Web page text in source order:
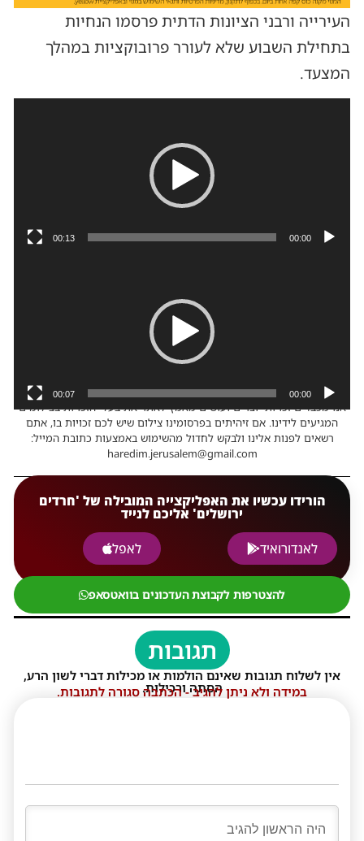
העירייה ורבני הציונות הדתית פרסמו הנחיות
בתחילת השבוע שלא לעורר פרובוקציות במהלך
המצעד.
00:00
00:13
00:00
00:07
אנו מכבדים זכויות יוצרים ועושים מאמץ לאתר את בעלי הזכויות בצילומים
המגיעים לידינו. אם זיהיתים בפרסומינו צילום שיש לכם זכויות בו, אתם
רשאים לפנות אלינו ולבקש לחדול מהשימוש באמצעות כתובת המייל:
haredim.jerusalem@gmail.com
הורידו עכשיו את האפליקצייה המובילה של 'חרדים
ירושלים' אליכם לנייד
לאנדורואיד
לאפל
להצטרפות לקבוצת העדכונים בוואטסאפ
תגובות
אין לשלוח תגובות שאינם הולמות או מכילות דברי לשון הרע,
הסתה ורכילות.
במידה ולא ניתן להגיב - הכתבה סגורה לתגובות.